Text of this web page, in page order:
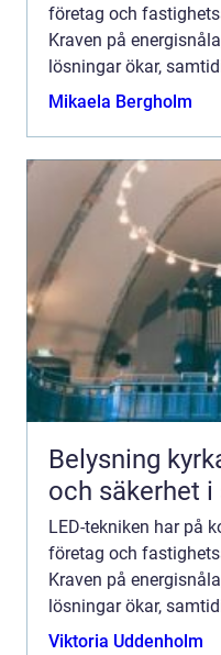
företag och
Kraven på
lösningar ökar,
trivsel och biologisk
Mikaela Bergholm
Belysning kyrka funktion,
och säkerhet
LED-tekniken har på
företag och
Kraven på
lösningar ökar,
trivsel och biologisk
Viktoria Uddenholm